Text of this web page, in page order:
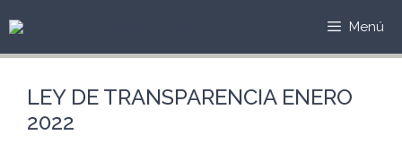
Menú
LEY DE TRANSPARENCIA ENERO
2022